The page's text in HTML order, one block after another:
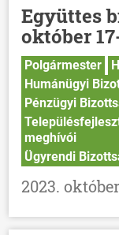
Együttes
október
Polgármester
Humánügyi
Pénzügyi
meghívói
Ügyrendi
2023.